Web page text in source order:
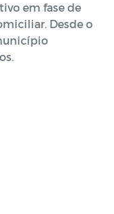
em fase de
Desde o